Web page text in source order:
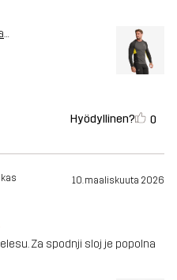
Anthracite/Mango Mint
Hyödyllinen? 0
10. maaliskuuta 2026
Za spodnji sloj je popolna